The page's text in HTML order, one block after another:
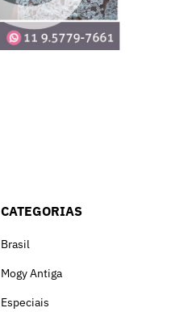
CATEGORIAS
Brasil
Mogy Antiga
Especiais